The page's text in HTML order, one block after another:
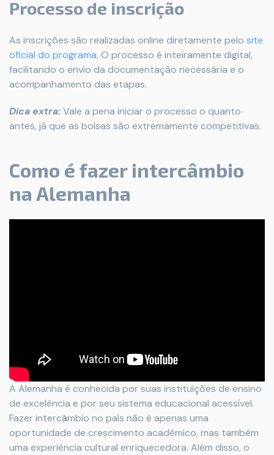
Processo de inscrição
As inscrições são realizadas online diretamente pelo site
oficial do programa. O processo é inteiramente digital,
facilitando o envio da documentação necessária e o
acompanhamento das etapas.
Dica extra:Vale a pena iniciar o processo o quanto
antes, já que as bolsas são extremamente competitivas.
Como é fazer intercâmbio
na Alemanha
A Alemanha é conhecida por suas instituições de ensino
de excelência e por seu sistema educacional acessível.
Fazer intercâmbio no país não é apenas uma
oportunidade de crescimento acadêmico, mas também
uma experiência cultural enriquecedora. Além disso, o